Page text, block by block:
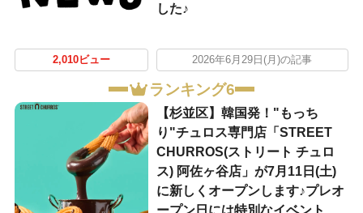
した♪
2,010ビュー 2026年6月29日(月)の記事
ランキング6
【杉並区】韓国発！"もっち
り"チュロス専門店「STREET
CHURROS(ストリート チュロ
ス) 阿佐ヶ谷店」が7月11日(土)
に新しくオープンします♪プレオ
ープン日には特別なイベント